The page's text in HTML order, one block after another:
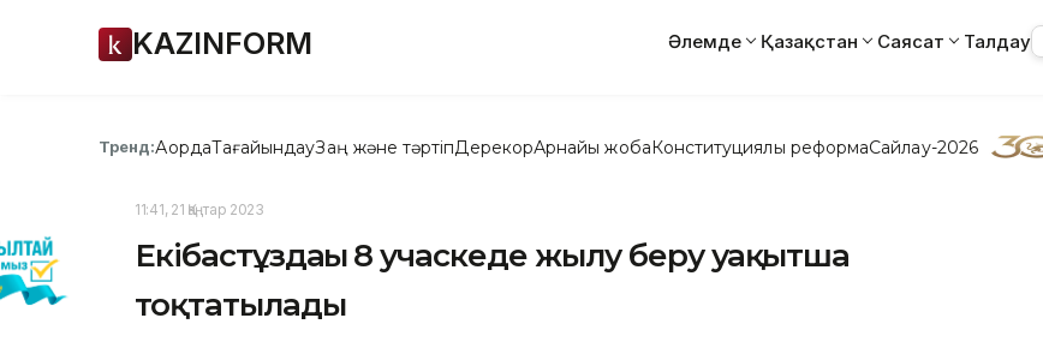
KAZINFORM Әлемде Қазақстан Саясат Талдау
Тренд:АқордаТағайындауЗаң және тәртіпДерекқорАрнайы жобаКонституциялық реформаСайлау-2026
11:41, 21 Қаңтар 2023
Екібастұздағы 8 учаскеде жылу беру уақытша
тоқтатылады